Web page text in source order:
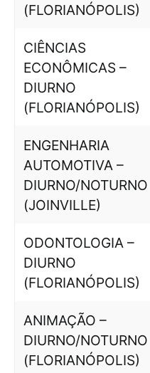
(FLORIANÓPOLIS)
CIÊNCIAS
ECONÔMICAS –
DIURNO
(FLORIANÓPOLIS)
ENGENHARIA
AUTOMOTIVA –
DIURNO/NOTURNO
(JOINVILLE)
ODONTOLOGIA –
DIURNO
(FLORIANÓPOLIS)
ANIMAÇÃO –
DIURNO/NOTURNO
(FLORIANÓPOLIS)